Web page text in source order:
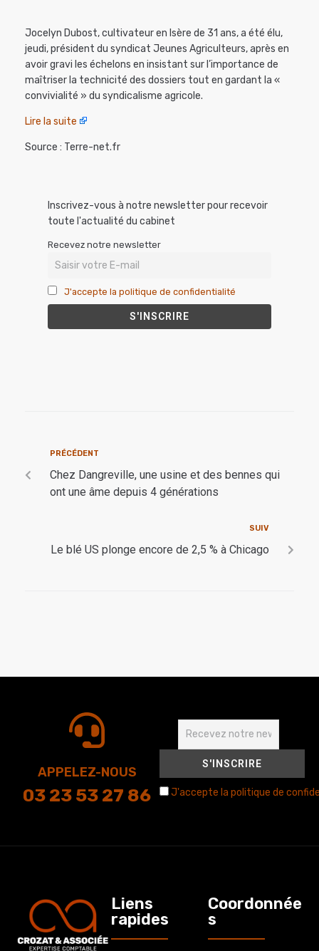
Jocelyn Dubost, cultivateur en Isère de 31 ans, a été élu,
jeudi, président du syndicat Jeunes Agriculteurs, après en
avoir gravi les échelons en insistant sur l’importance de
maîtriser la technicité des dossiers tout en gardant la «
convivialité » du syndicalisme agricole.
Lire la suite
Source : Terre-net.fr
Inscrivez-vous à notre newsletter pour recevoir
toute l'actualité du cabinet
Recevez notre newsletter
J'accepte la politique de confidentialité
PRÉCÉDENT
Chez Dangreville, une usine et des bennes qui
ont une âme depuis 4 générations
SUIV
Le blé US plonge encore de 2,5 % à Chicago
APPELEZ-NOUS
03 23 53 27 86 J'accepte la politique de
Liens
rapides
Coordonnée
s